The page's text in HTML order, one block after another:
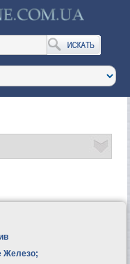
Железо;